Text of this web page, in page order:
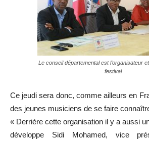
Le conseil départemental est l’organisateur
festival
Ce jeudi sera donc, comme ailleurs en
des jeunes musiciens de se faire
« Derrière cette organisation il y a aussi
développe Sidi Mohamed, vice